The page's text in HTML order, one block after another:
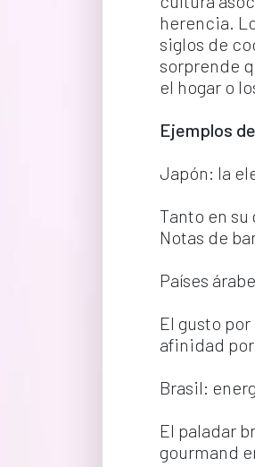
herencia.
siglos de
sorprende
el hogar o
Ejemplos
Japón: la
Tanto en
Notas de
Países
El gusto
afinidad
Brasil:
El paladar
gourmand